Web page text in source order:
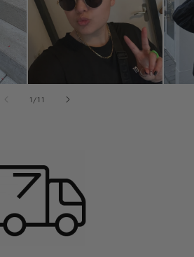
1 /van
11